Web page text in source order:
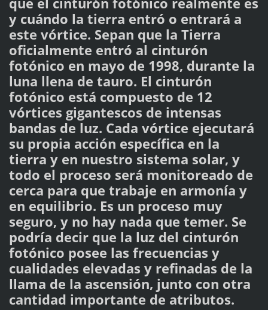
y cuándo la tierra entró o entrará a
este vórtice. Sepan que la Tierra
oficialmente entró al cinturón
fotónico en mayo de 1998, durante la
luna llena de tauro. El cinturón
fotónico está compuesto de 12
vórtices gigantescos de intensas
bandas de luz. Cada vórtice ejecutará
su propia acción específica en la
tierra y en nuestro sistema solar, y
todo el proceso será monitoreado de
cerca para que trabaje en armonía y
en equilibrio. Es un proceso muy
seguro, y no hay nada que temer. Se
podría decir que la luz del cinturón
fotónico posee las frecuencias y
cualidades elevadas y refinadas de la
llama de la ascensión, junto con otra
cantidad importante de atributos.